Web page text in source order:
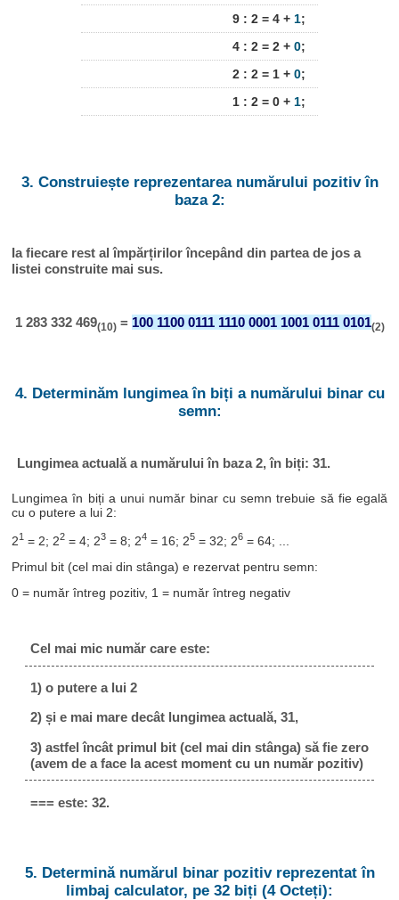
9 : 2 = 4 + 1;
4 : 2 = 2 + 0;
2 : 2 = 1 + 0;
1 : 2 = 0 + 1;
3. Construiește reprezentarea numărului pozitiv în
baza 2:
Ia fiecare rest al împărțirilor începând din partea de jos a
listei construite mai sus.
1 283 332 469(10)= 100 1100 0111 1110 0001 1001 0111 0101(2)
4. Determinăm lungimea în biți a numărului binar cu
semn:
Lungimea actuală a numărului în baza 2, în biți: 31.
Lungimea în biți a unui număr binar cu semn trebuie să fie egală
cu o putere a lui 2:
21 = 2; 22 = 4; 23 = 8; 24 = 16; 25 = 32; 26 = 64; ...
Primul bit (cel mai din stânga) e rezervat pentru semn:
0 = număr întreg pozitiv, 1 = număr întreg negativ
Cel mai mic număr care este:
1) o putere a lui 2
2) și e mai mare decât lungimea actuală, 31,
3) astfel încât primul bit (cel mai din stânga) să fie zero
(avem de a face la acest moment cu un număr pozitiv)
=== este: 32.
5. Determină numărul binar pozitiv reprezentat în
limbaj calculator, pe 32 biți (4 Octeți):